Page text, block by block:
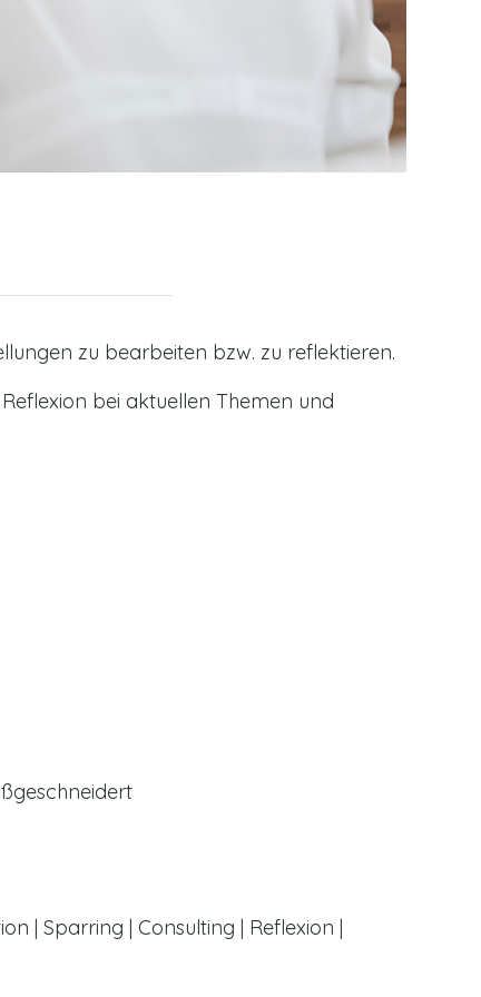
zu bearbeiten bzw. zu reflektieren.
bei aktuellen Themen und
| Sparring | Consulting | Reflexion |